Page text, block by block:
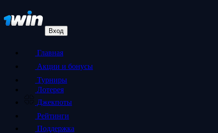
Вход
Главная
Акции и бонусы
Турниры
Лотерея
Джекпоты
Рейтинги
Поддержка